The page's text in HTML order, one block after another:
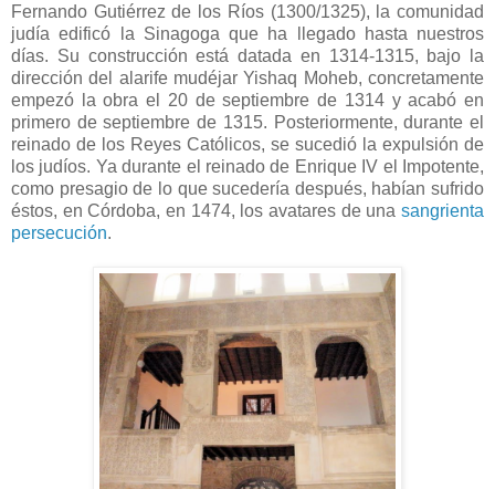
Fernando Gutiérrez de los Ríos (1300/1325), la comunidad
judía edificó la Sinagoga que ha llegado hasta nuestros
días. Su construcción está datada en 1314-1315, bajo la
dirección del alarife mudéjar Yishaq Moheb, concretamente
empezó la obra el 20 de septiembre de 1314 y acabó en
primero de septiembre de 1315. Posteriormente, durante el
reinado de los Reyes Católicos, se sucedió la expulsión de
los judíos. Ya durante el reinado de Enrique IV el Impotente,
como presagio de lo que sucedería después, habían sufrido
éstos, en Córdoba, en 1474, los avatares de una sangrienta
persecución.